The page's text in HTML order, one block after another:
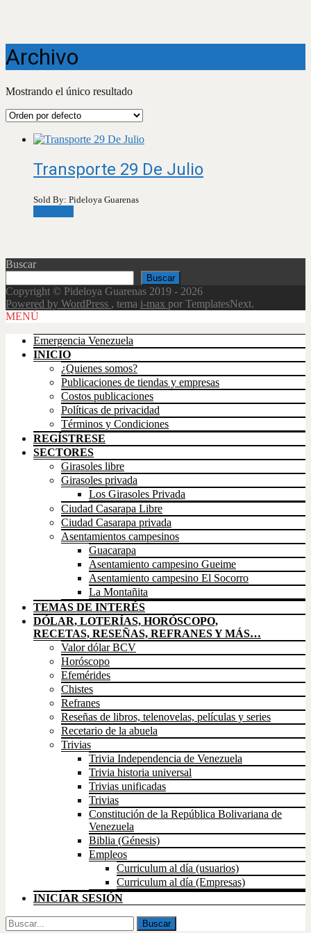
Archivo
Mostrando el único resultado
Transporte 29 De Julio
Sold By: Pideloya Guarenas
Buscar
Buscar
Copyright © Pideloya Guarenas 2019 - 2026
Powered by WordPress , tema i-max por TemplatesNext.
Scroll
MENÚ
Emergencia Venezuela
INICIO
¿Quienes somos?
Publicaciones de tiendas y empresas
Costos publicaciones
Políticas de privacidad
Términos y Condiciones
REGÍSTRESE
SECTORES
Girasoles libre
Girasoles privada
Los Girasoles Privada
Ciudad Casarapa Libre
Ciudad Casarapa privada
Asentamientos campesinos
Guacarapa
Asentamiento campesino Gueime
Asentamiento campesino El Socorro
La Montañita
TEMAS DE INTERÉS
DÓLAR, LOTERÍAS, HORÓSCOPO,
RECETAS, RESEÑAS, REFRANES Y MÁS…
Valor dólar BCV
Horóscopo
Efemérides
Chistes
Refranes
Reseñas de libros, telenovelas, películas y series
Recetario de la abuela
Trivias
Trivia Independencia de Venezuela
Trivia historia universal
Trivias unificadas
Trivias
Constitución de la República Bolivariana de
Venezuela
Biblia (Génesis)
Empleos
Curriculum al día (usuarios)
Curriculum al día (Empresas)
INICIAR SESIÓN
Buscar